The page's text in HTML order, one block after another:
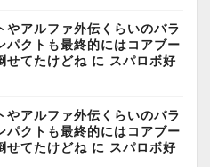
やアルファ外伝くらいのバラ
クトも最終的にはコアブー
せてたけどね に スパロボ好
やアルファ外伝くらいのバラ
クトも最終的にはコアブー
せてたけどね に スパロボ好